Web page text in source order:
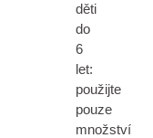
děti
do
6
let:
použijte
pouze
množství